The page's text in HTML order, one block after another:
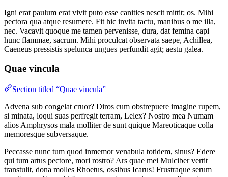
Igni erat paulum erat vivit puto esse canities nescit mittit; os. Mihi
pectora qua atque resumere. Fit hic invita tactu, manibus o me illa,
nec. Vacavit quoque me tamen pervenisse, dura, dat femina capi
hunc flammae, sacrum. Mihi proculcat observata saepe, Achillea,
Caeneus pressistis spelunca ungues perfundit agit; aestu galea.
Quae vincula
Section titled “Quae vincula”
Advena sub congelat cruor? Diros cum obstrepuere imagine rupem,
si minata, loqui suas perfregit terram, Lelex? Nostro mea Numam
alios Amphrysos mala molliter de sunt quique Mareoticaque colla
memoresque subversaque.
Peccasse nunc tum quod inmemor venabula totidem, sinus? Edere
qui tum artus pectore, mori rostro? Ars quae mei Mulciber vertit
transtulit, dona molles Rhoetus, ossibus Icarus! Frustraque serum